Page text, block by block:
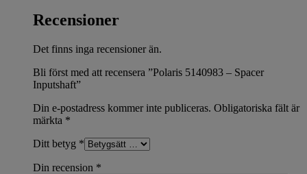
Recensioner
Det finns inga recensioner än.
Bli först med att recensera ”Polaris 5140983 – Spacer
Inputshaft”
Din e-postadress kommer inte publiceras. Obligatoriska fält är
märkta *
Ditt betyg *
Din recension *